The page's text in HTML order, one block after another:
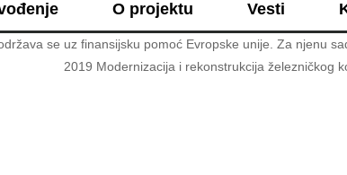
O projektu Vesti
se uz finansijsku pomoć Evropske unije. Za njenu
2019 Modernizacija i rekonstrukcija železničkog